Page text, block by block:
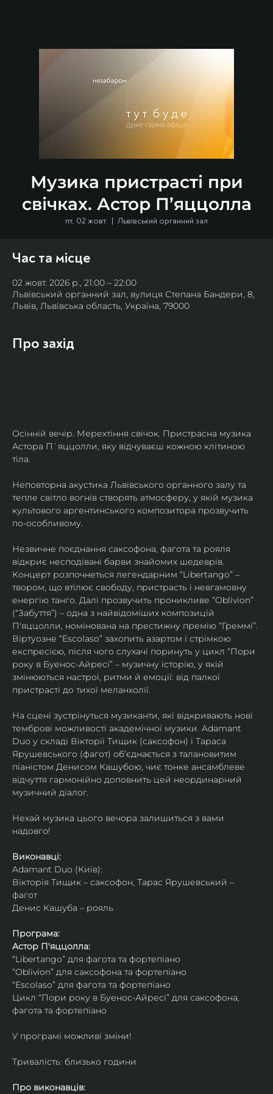
Музика пристрасті при
свічках. Астор П’яццолла
пт, 02 жовт.
  |
Львівський органний зал
Час та місце
02 жовт. 2026 р., 21:00 – 22:00
Львівський органний зал, вулиця Степана Бандери, 8,
Львів, Львівська область, Україна, 79000
Про захід
Осінній вечір. Мерехтіння свічок. Пристрасна музика
Астора П`яццолли, яку відчуваєш кожною клітиною
тіла.
Неповторна акустика Львівського органного залу та
тепле світло вогнів створять атмосферу, у якій музика
культового аргентинського композитора прозвучить
по-особливому.
Незвичне поєднання саксофона, фагота та рояля
відкриє несподівані барви знайомих шедеврів.
Концерт розпочнеться легендарним “Libertango” –
твором, що втілює свободу, пристрасть і невгамовну
енергію танго. Далі прозвучить проникливе “Oblivion”
(“Забуття”) – одна з найвідоміших композицій
П'яццолли, номінована на престижну премію “Греммі”.
Віртуозне “Escolaso” захопить азартом і стрімкою
експресією, після чого слухачі поринуть у цикл “Пори
року в Буенос-Айресі” – музичну історію, у якій
змінюються настрої, ритми й емоції: від палкої
пристрасті до тихої меланхолії.
На сцені зустрінуться музиканти, які відкривають нові
темброві можливості академічної музики. Adamant
Duo у складі Вікторії Тищик (саксофон) і Тараса
Ярушевського (фагот) об’єднається з талановитим
піаністом Денисом Кашубою, чиє тонке ансамблеве
відчуття гармонійно доповнить цей неординарний
музичний діалог.
Нехай музика цього вечора залишиться з вами
надовго!
Виконавці:
Adamant Duo (Київ):
Вікторія Тищик – саксофон, Тарас Ярушевський –
фагот
Денис Кашуба – рояль
Програма:
Астор П'яццолла:
“Libertango” для фагота та фортепіано
“Oblivion” для саксофона та фортепіано
“Escolaso” для фагота та фортепіано
Цикл “Пори року в Буенос-Айресі” для саксофона,
фагота та фортепіано
У програмі можливі зміни!
Тривалість: близько години
Про виконавців: